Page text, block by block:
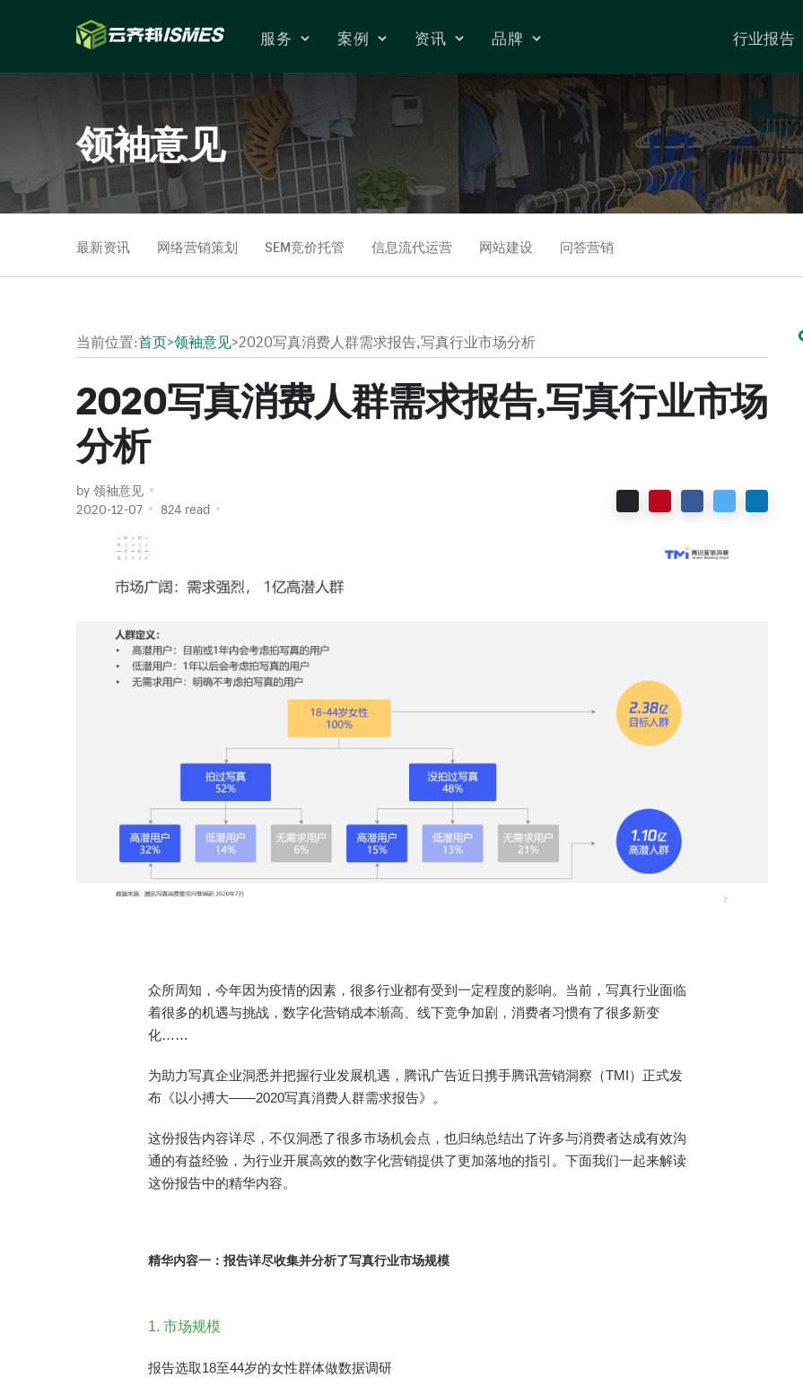
服务
案例 资讯 品牌 行业报告
领袖意见
最新资讯 网络营销策划 SEM竞价托管 信息流代运营 网站建设 问答营销
当前位置:首页>领袖意见>2020写真消费人群需求报告,写真行业市场分析
2020写真消费人群需求报告,写真行业市场
分析
by 领袖意见
2020-12-07
824 read
众所周知，今年因为疫情的因素，很多行业都有受到一定程度的影响。当前，写真行业面临
着很多的机遇与挑战，数字化营销成本渐高、线下竞争加剧，消费者习惯有了很多新变
化……
为助力写真企业洞悉并把握行业发展机遇，腾讯广告近日携手腾讯营销洞察（TMI）正式发
布《以小搏大——2020写真消费人群需求报告》。
这份报告内容详尽，不仅洞悉了很多市场机会点，也归纳总结出了许多与消费者达成有效沟
通的有益经验，为行业开展高效的数字化营销提供了更加落地的指引。下面我们一起来解读
这份报告中的精华内容。
精华内容一：报告详尽收集并分析了写真行业市场规模
1. 市场规模
报告选取18至44岁的女性群体做数据调研